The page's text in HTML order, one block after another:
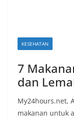
KESEHATAN
7
dan
My24hours.net,
makanan untuk